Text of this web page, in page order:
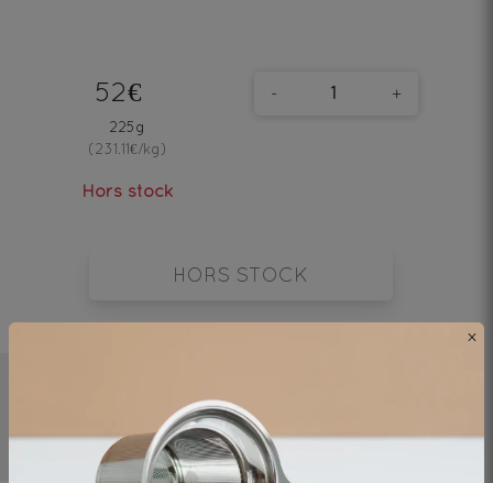
52€
225g
(231.11€/kg)
Hors stock
- +
HORS STOCK
3mn 80°C 1 cat/250ml
×